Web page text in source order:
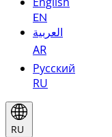
EN
العربية
AR
Русский
RU
RU